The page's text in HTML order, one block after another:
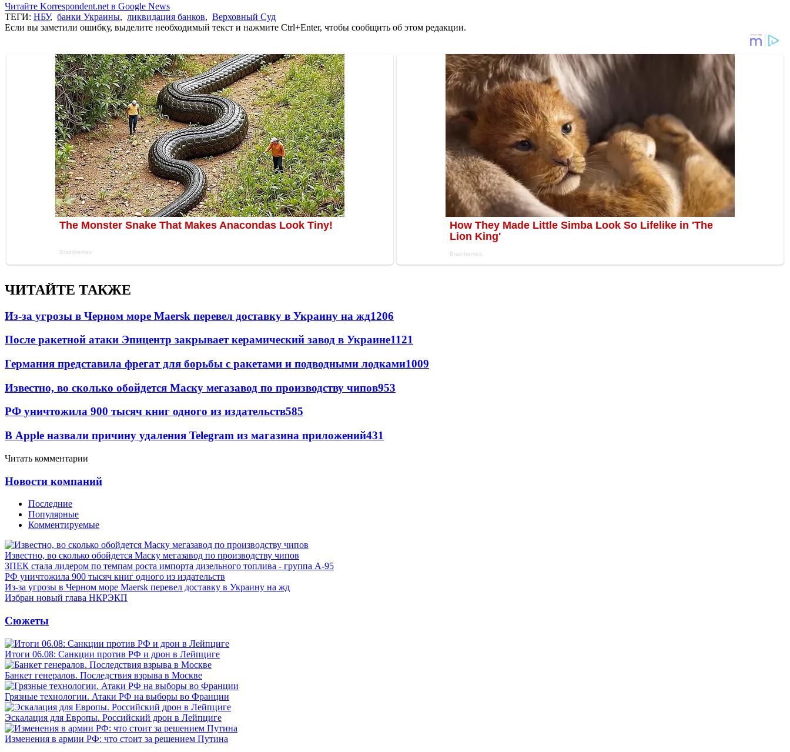
Читайте Korrespondent.net в Google News
ТЕГИ: НБУ, банки Украины, ликвидация банков, Верховный Суд
Если вы заметили ошибку, выделите необходимый текст и нажмите Ctrl+Enter, чтобы сообщить об этом редакции.
ЧИТАЙТЕ ТАКЖЕ
Из-за угрозы в Черном море Maersk перевел доставку в Украину на жд1206
После ракетной атаки Эпицентр закрывает керамический завод в Украине1121
Германия представила фрегат для борьбы с ракетами и подводными лодками1009
Известно, во сколько обойдется Маску мегазавод по производству чипов953
РФ уничтожила 900 тысяч книг одного из издательств585
В Apple назвали причину удаления Telegram из магазина приложений431
Читать комментарии
Новости компаний
Последние
Популярные
Комментируемые
Известно, во сколько обойдется Маску мегазавод по производству чипов
ЗПЕК стала лидером по темпам роста импорта дизельного топлива - группа А-95
РФ уничтожила 900 тысяч книг одного из издательств
Из-за угрозы в Черном море Maersk перевел доставку в Украину на жд
Избран новый глава НКРЭКП
Сюжеты
Итоги 06.08: Санкции против РФ и дрон в Лейпциге
Банкет генералов. Последствия взрыва в Москве
Грязные технологии. Атаки РФ на выборы во Франции
Эскалация для Европы. Российский дрон в Лейпциге
Изменения в армии РФ: что стоит за решением Путина